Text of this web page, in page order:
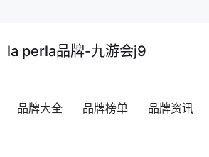
la perla品牌-九游会j9
品牌大全 品牌榜单 品牌资讯